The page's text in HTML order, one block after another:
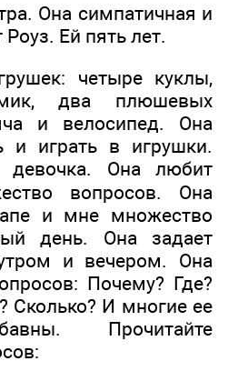
Она симпатичная и
Ей пять лет.
четыре куклы,
два плюшевых
и велосипед. Она
и играть в игрушки.
Она любит
вопросов. Она
и мне множество
день. Она задает
и вечером. Она
Почему? Где?
Сколько? И многие ее
Прочитайте